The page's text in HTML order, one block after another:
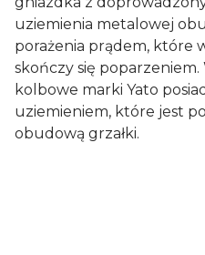
uziemienia metalowej
porażenia prądem, które
skończy się
kolbowe marki Yato
uziemieniem, które jest
obudową grzałki.